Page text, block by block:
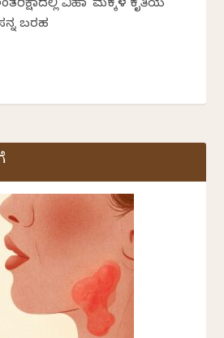
ವಿಹಾʼ ಮಕ್ಕಳ ಕೃತಿಯ
ಬರಹ